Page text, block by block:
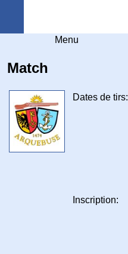
Menu
Match
Dates de tirs:
Inscription: